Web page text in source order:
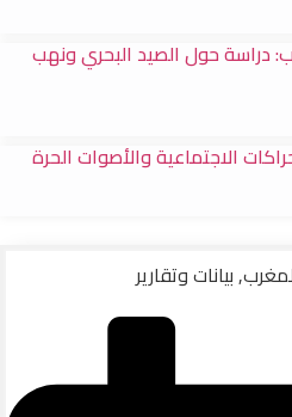
دراسة حول الصيد البحري ونهب
الاجتماعية والأصوات الحرة
,بيانات وتقارير